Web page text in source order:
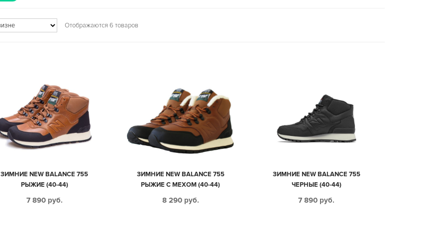
Отображаются 6 товаров
ЗИМНИЕ NEW BALANCE 755
РЫЖИЕ (40-44)
7 890 руб.
ЗИМНИЕ NEW BALANCE 755
РЫЖИЕ С МЕХОМ (40-44)
8 290 руб.
ЗИМНИЕ NEW BALANCE 755
ЧЕРНЫЕ (40-44)
7 890 руб.